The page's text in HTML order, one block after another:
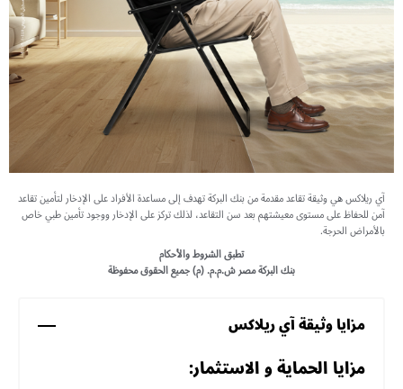
آي ريلاكس هي وثيقة تقاعد مقدمة من بنك البركة تهدف إلى مساعدة الأفراد على الإدخار لتأمين تقاعد
آمن للحفاظ على مستوى معيشتهم بعد سن التقاعد، لذلك تركز على الإدخار ووجود تأمين طبي خاص
بالأمراض الحرجة.
تطبق الشروط والأحكام
بنك البركة مصر ش.م.م. (م) جميع الحقوق محفوظة
مزايا وثيقة آي ريلاكس
مزايا الحماية و الاستثمار: